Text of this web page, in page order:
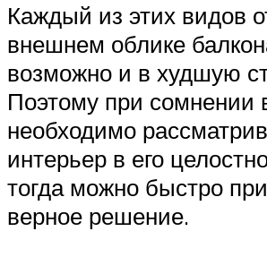
Каждый из этих видов
внешнем облике
возможно и в худшую
Поэтому при сомнении
необходимо
интерьер в его
тогда можно быстро
верное решение.